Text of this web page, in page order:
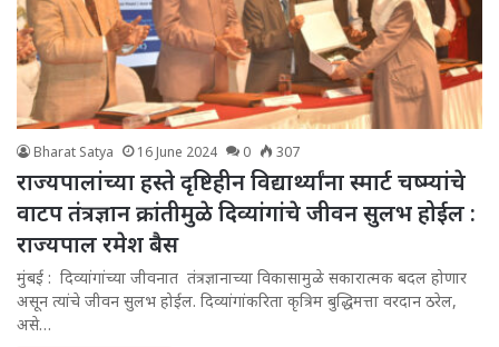
Bharat Satya 16 June 2024 0 307
राज्यपालांच्या हस्ते दृष्टिहीन विद्यार्थ्यांना स्मार्ट चष्म्यांचे
वाटप तंत्रज्ञान क्रांतीमुळे दिव्यांगांचे जीवन सुलभ होईल :
राज्यपाल रमेश बैस
मुंबई : दिव्यांगांच्या जीवनात तंत्रज्ञानाच्या विकासामुळे सकारात्मक बदल होणार
असून त्यांचे जीवन सुलभ होईल. दिव्यांगांकरिता कृत्रिम बुद्धिमत्ता वरदान ठरेल,
असे…